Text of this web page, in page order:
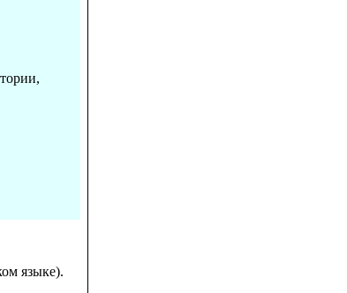
языке).